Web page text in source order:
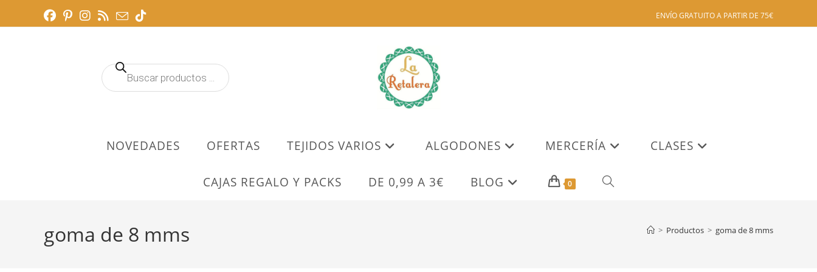
ENVÍO GRATUITO A PARTIR DE 75€
Búsqueda
de
NOVEDADES OFERTAS TEJIDOS VARIOS ALGODONES MERCERÍA CLASES
CAJAS REGALO Y PACKS DE 0,99 A 3€ BLOG 0 ALTERNAR
goma de 8 mms > Productos > goma de 8 mms